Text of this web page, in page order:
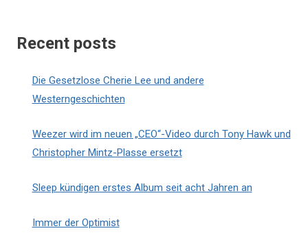
Recent posts
Die Gesetzlose Cherie Lee und andere
Westerngeschichten
Weezer wird im neuen „CEO“-Video durch Tony Hawk und
Christopher Mintz-Plasse ersetzt
Sleep kündigen erstes Album seit acht Jahren an
Immer der Optimist